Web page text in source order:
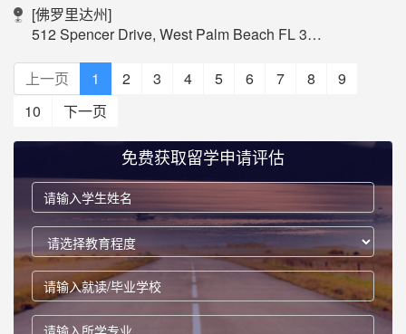
[佛罗里达州]
512 Spencer Drive, West Palm Beach FL 33408
上一页 1 2 3 4 5 6 7 8
9
10
下一页
免费获取留学申请评估